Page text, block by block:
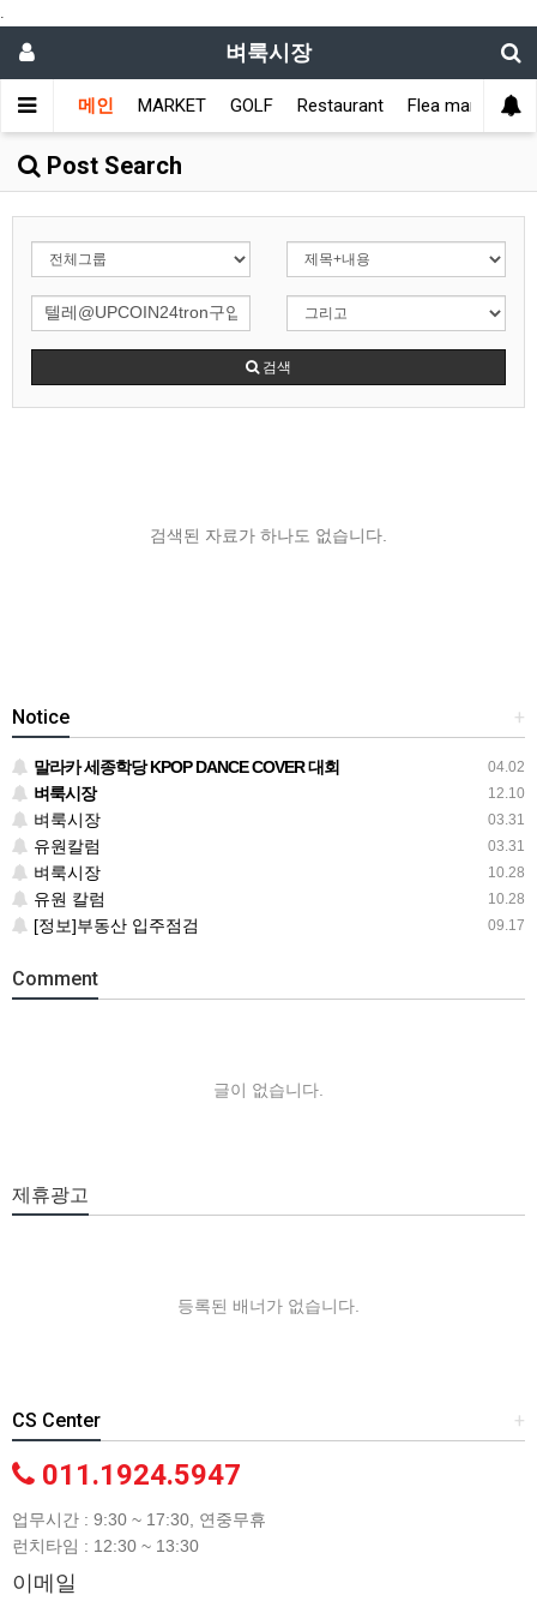
.
벼룩시장
메인 MARKET GOLF Restaurant Flea market
Post Search
검색
검색된 자료가 하나도 없습니다.
+
Notice
04.02
말라카 세종학당 KPOP DANCE COVER 대회
12.10
벼룩시장
03.31
벼룩시장
03.31
유원칼럼
10.28
벼룩시장
10.28
유원 칼럼
09.17
[정보]부동산 입주점검
Comment
글이 없습니다.
제휴광고
등록된 배너가 없습니다.
+
CS Center
011.1924.5947
업무시간 : 9:30 ~ 17:30, 연중무휴
런치타임 : 12:30 ~ 13:30
이메일